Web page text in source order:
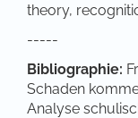
theory,
-----
Bibliographie:
Schaden
Analyse